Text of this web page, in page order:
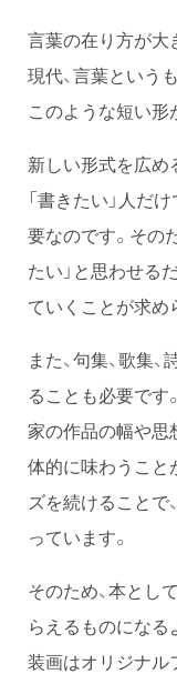
言葉の在り方が大
現代、言葉という
このような短い形
新しい形式を広め
「書きたい」人だ
要なのです。その
たい」と思わせる
ていくことが求め
また、句集、歌集
ることも必要です
家の作品の幅や思
体的に味わうこと
ズを続けることで
っています。
そのため、本とし
らえるものになる
装画はオリジナ